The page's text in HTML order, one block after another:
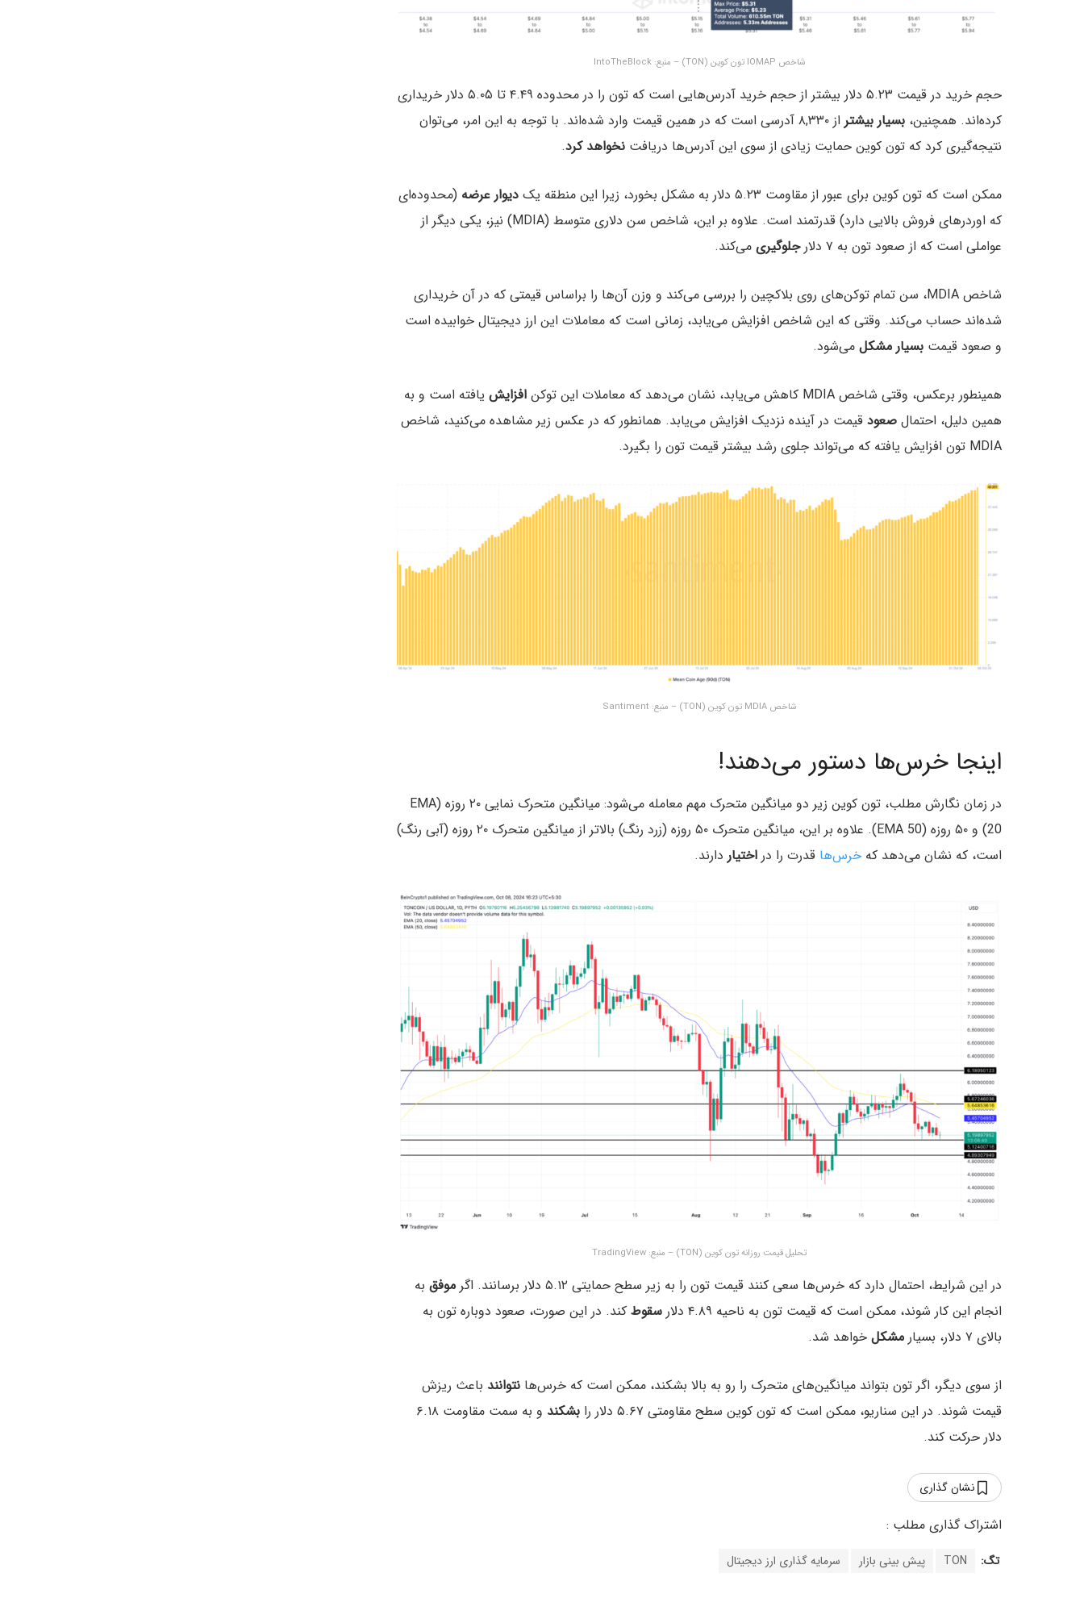
شاخص IOMAP تون کوین (TON) – منبع: IntoTheBlock
حجم خرید در قیمت ۵.۲۳ دلار بیشتر از حجم خرید آدرس‌هایی است که تون را در محدوده ۴.۴۹ تا ۵.۰۵ دلار خریداری
کرده‌اند. همچنین، بسیار بیشتر
از ۸,۳۳۰ آدرسی است که در همین قیمت وارد شده‌اند. با توجه به این امر، می‌توان
نتیجه‌گیری کرد که تون کوین حمایت زیادی از سوی این آدرس‌ها دریافت نخواهد کرد.
ممکن است که تون کوین برای عبور از مقاومت ۵.۲۳ دلار به مشکل بخورد، زیرا این منطقه یک دیوار عرضه (محدوده‌ای
که اوردرهای فروش بالایی دارد) قدرتمند است. علاوه بر این، شاخص سن دلاری متوسط (MDIA) نیز، یکی دیگر از
عواملی است که از صعود تون به ۷ دلار
جلوگیری می‌کند.
شاخص MDIA، سن تمام توکن‌های روی بلاکچین را بررسی می‌کند و وزن آن‌ها را براساس قیمتی که در آن خریداری
شده‌اند حساب می‌کند. وقتی که این شاخص افزایش می‌یابد، زمانی است که معاملات این ارز دیجیتال خوابیده است
و صعود قیمت بسیار مشکل می‌شود.
همینطور برعکس، وقتی شاخص MDIA کاهش می‌یابد، نشان می‌دهد که معاملات این توکن افزایش یافته است و به
همین دلیل، احتمال صعود قیمت در آینده نزدیک افزایش می‌یابد. همانطور که در عکس زیر مشاهده می‌کنید، شاخص
MDIA تون افزایش یافته که می‌تواند جلوی رشد بیشتر قیمت تون را بگیرد.
شاخص MDIA تون کوین (TON) – منبع: Santiment
اینجا خرس‌ها دستور می‌دهند!
در زمان نگارش مطلب، تون کوین زیر دو میانگین متحرک مهم معامله می‌شود: میانگین متحرک نمایی ۲۰ روزه (EMA
20) و ۵۰ روزه (EMA 50). علاوه بر این، میانگین متحرک ۵۰ روزه (زرد رنگ) بالاتر از میانگین متحرک ۲۰ روزه (آبی رنگ)
است، که نشان می‌دهد که خرس‌ها قدرت را در اختیار دارند.
تحلیل قیمت روزانه تون کوین (TON) – منبع: TradingView
در این شرایط، احتمال دارد که خرس‌ها سعی کنند قیمت تون را به زیر سطح حمایتی ۵.۱۲ دلار برسانند. اگر موفق به
انجام این کار شوند، ممکن است که قیمت تون به ناحیه ۴.۸۹ دلار
سقوط کند. در این صورت، صعود دوباره تون به
بالای ۷ دلار، بسیار
مشکل خواهد شد.
از سوی دیگر، اگر تون بتواند میانگین‌‌های متحرک را رو‌ به بالا بشکند، ممکن است که خرس‌ها نتوانند باعث ریزش
قیمت شوند. در این سناریو، ممکن است که تون کوین سطح مقاومتی ۵.۶۷ دلار را
بشکند
و به سمت مقاومت ۶.۱۸
دلار حرکت کند.
نشان گذاری
تگ: TON پیش بینی بازار سرمایه گذاری ارز دیجیتال